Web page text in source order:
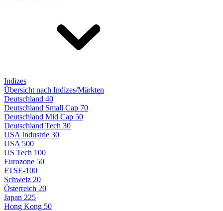
Indizes
Übersicht nach Indizes/Märkten
Deutschland 40
Deutschland Small Cap 70
Deutschland Mid Cap 50
Deutschland Tech 30
USA Industrie 30
USA 500
US Tech 100
Eurozone 50
FTSE-100
Schweiz 20
Österreich 20
Japan 225
Hong Kong 50